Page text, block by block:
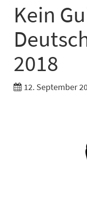
Kein
2018
12. September